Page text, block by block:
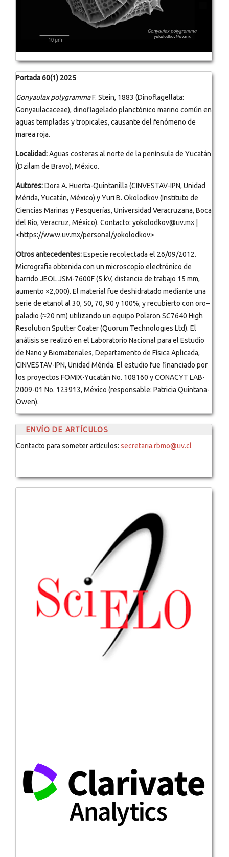
Portada 60(1) 2025
Gonyaulax polygrammaF. Stein, 1883 (Dinoflagellata:
Gonyaulacaceae), dinoflagelado planctónico marino común en
aguas templadas y tropicales, causante del fenómeno de
marea roja.
Localidad:Aguas costeras al norte de la península de Yucatán
(Dzilam de Bravo), México.
Autores:Dora A. Huerta-Quintanilla (CINVESTAV-IPN, Unidad
Mérida, Yucatán, México) y Yuri B. Okolodkov (Instituto de
Ciencias Marinas y Pesquerías, Universidad Veracruzana, Boca
del Río, Veracruz, México). Contacto: yokolodkov@uv.mx |
<https://www.uv.mx/personal/yokolodkov>
Otros antecedentes:Especie recolectada el 26/09/2012.
Micrografía obtenida con un microscopio electrónico de
barrido JEOL JSM-7600F (5 kV, distancia de trabajo 15 mm,
aumento ×2,000). El material fue deshidratado mediante una
serie de etanol al 30, 50, 70, 90 y 100%, y recubierto con oro–
paladio (≈20 nm) utilizando un equipo Polaron SC7640 High
Resolution Sputter Coater (Quorum Technologies Ltd). El
análisis se realizó en el Laboratorio Nacional para el Estudio
de Nano y Biomateriales, Departamento de Física Aplicada,
CINVESTAV-IPN, Unidad Mérida. El estudio fue financiado por
los proyectos FOMIX-Yucatán No. 108160 y CONACYT LAB-
2009-01 No. 123913, México (responsable: Patricia Quintana-
Owen).
ENVÍO DE ARTÍCULOS
Contacto para someter artículos: secretaria.rbmo@uv.cl